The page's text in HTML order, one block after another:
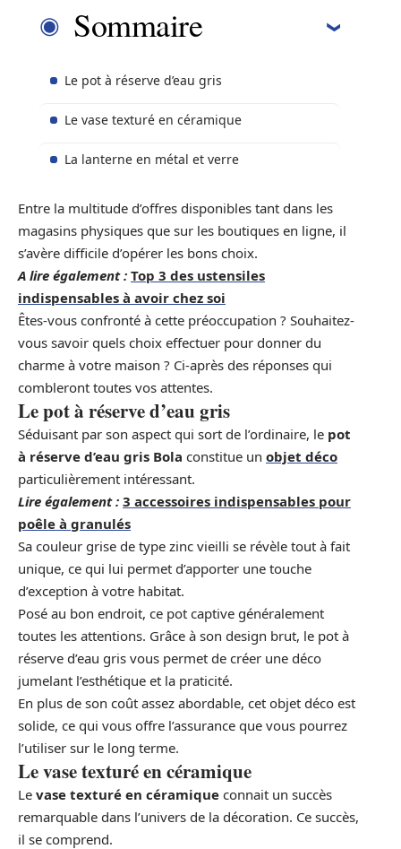
Sommaire
Le pot à réserve d’eau gris
Le vase texturé en céramique
La lanterne en métal et verre
Entre la multitude d’offres disponibles tant dans les
magasins physiques que sur les boutiques en ligne, il
s’avère difficile d’opérer les bons choix.
A lire également : Top 3 des ustensiles
indispensables à avoir chez soi
Êtes-vous confronté à cette préoccupation ? Souhaitez-
vous savoir quels choix effectuer pour donner du
charme à votre maison ? Ci-après des réponses qui
combleront toutes vos attentes.
Le pot à réserve d’eau gris
Séduisant par son aspect qui sort de l’ordinaire, le pot
à réserve d’eau gris Bola constitue un objet déco
particulièrement intéressant.
Lire également : 3 accessoires indispensables pour
poêle à granulés
Sa couleur grise de type zinc vieilli se révèle tout à fait
unique, ce qui lui permet d’apporter une touche
d’exception à votre habitat.
Posé au bon endroit, ce pot captive généralement
toutes les attentions. Grâce à son design brut, le pot à
réserve d’eau gris vous permet de créer une déco
jumelant l’esthétique et la praticité.
En plus de son coût assez abordable, cet objet déco est
solide, ce qui vous offre l’assurance que vous pourrez
l’utiliser sur le long terme.
Le vase texturé en céramique
Le vase texturé en céramique connait un succès
remarquable dans l’univers de la décoration. Ce succès,
il se comprend.